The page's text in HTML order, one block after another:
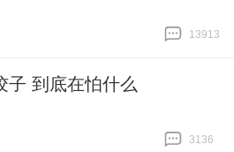
13913
子 到底在怕什么
3136